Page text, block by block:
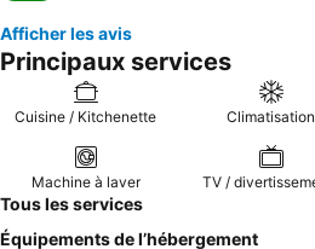
Afficher les avis
Principaux services
Cuisine / Kitchenette Climatisation
Machine à laver TV /
Tous les services
Équipements de l’hébergement